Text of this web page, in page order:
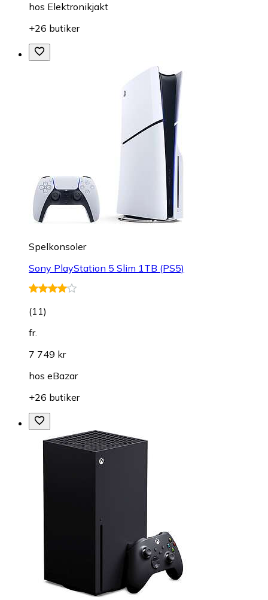
hos Elektronikjakt
+26 butiker
Spelkonsoler
Sony PlayStation 5 Slim 1TB (PS5)
(11)
fr.
7 749 kr
hos eBazar
+26 butiker